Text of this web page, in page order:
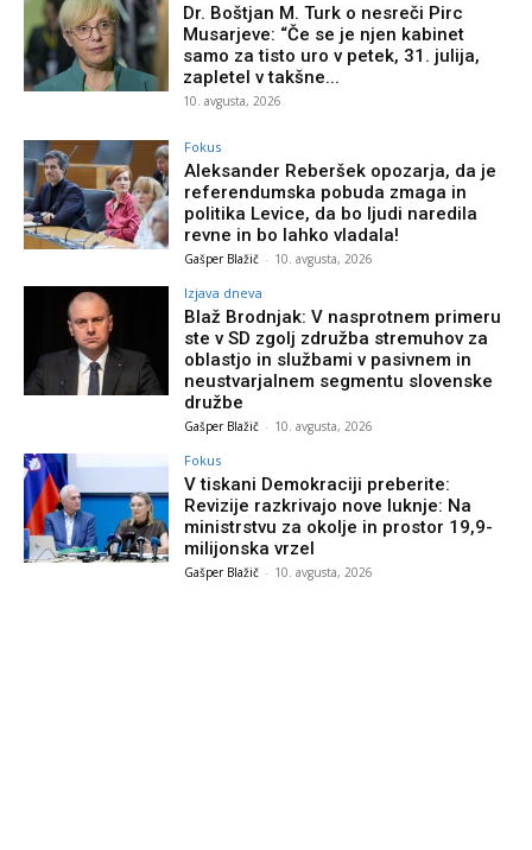
Dr. Boštjan M. Turk o nesreči Pirc
Musarjeve: “Če se je njen kabinet
samo za tisto uro v petek, 31. julija,
zapletel v takšne...
10. avgusta, 2026
Fokus
Aleksander Reberšek opozarja, da je
referendumska pobuda zmaga in
politika Levice, da bo ljudi naredila
revne in bo lahko vladala!
Gašper Blažič - 10. avgusta, 2026
Izjava dneva
Blaž Brodnjak: V nasprotnem primeru
ste v SD zgolj združba stremuhov za
oblastjo in službami v pasivnem in
neustvarjalnem segmentu slovenske
družbe
Gašper Blažič - 10. avgusta, 2026
Fokus
V tiskani Demokraciji preberite:
Revizije razkrivajo nove luknje: Na
ministrstvu za okolje in prostor 19,9-
milijonska vrzel
Gašper Blažič - 10. avgusta, 2026